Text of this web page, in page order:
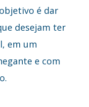
é dar
desejam ter
em um
e com